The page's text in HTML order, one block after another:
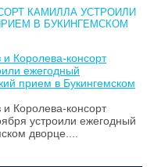
КАМИЛЛА УСТРОИЛИ
В БУКИНГЕМСКОМ
и Королева-консорт
ежегодный
прием в Букингемском
и Королева-консорт
устроили ежегодный
дворце....